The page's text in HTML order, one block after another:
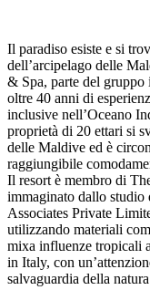
Il paradiso esiste e si
dell’arcipelago delle
& Spa, parte del
oltre 40 anni di
inclusive nell’Oceano
proprietà di 20 ettari si
delle Maldive ed è
raggiungibile
Il resort è membro di
immaginato dallo studio
Associates Private
utilizzando materiali
mixa influenze tropicali
in Italy, con
salvaguardia della